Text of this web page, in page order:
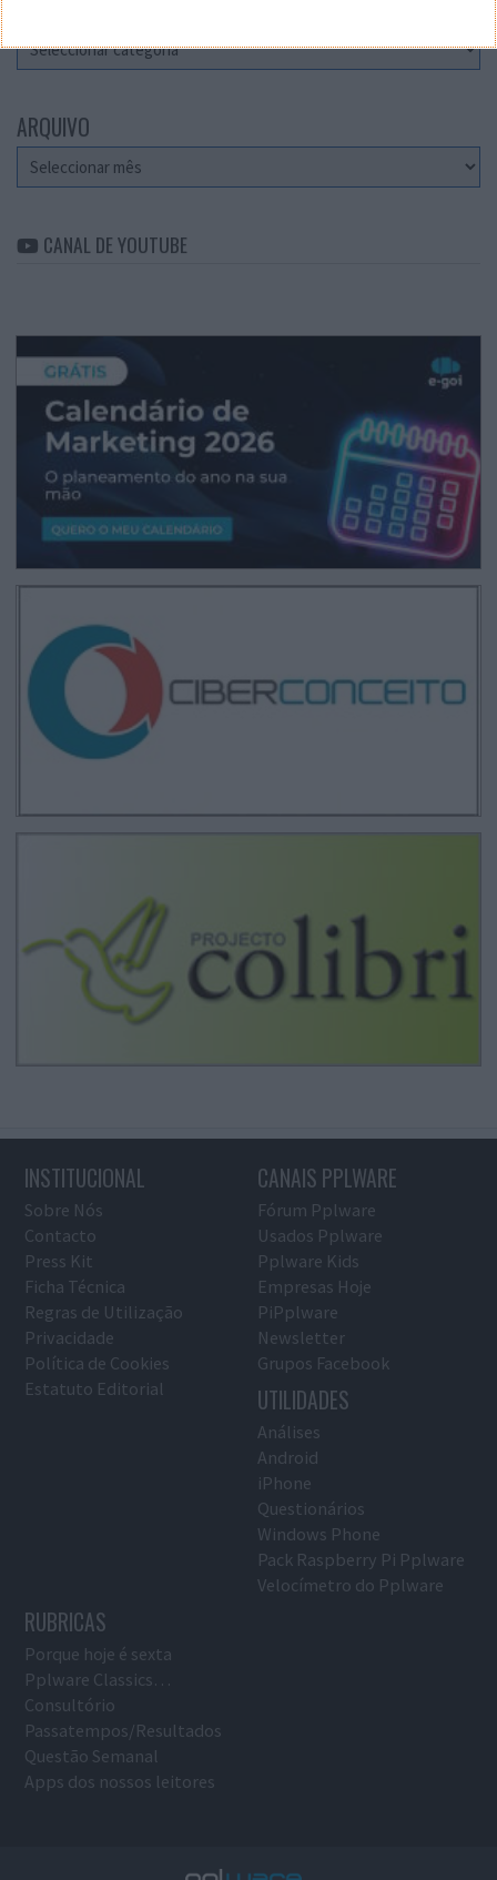
ARQUIVO
Arquivo
CANAL DE YOUTUBE
INSTITUCIONAL
Sobre Nós
Contacto
Press Kit
Ficha Técnica
Regras de Utilização
Privacidade
Política de Cookies
Estatuto Editorial
CANAIS PPLWARE
Fórum Pplware
Usados Pplware
Pplware Kids
Empresas Hoje
PiPplware
Newsletter
Grupos Facebook
UTILIDADES
Análises
Android
iPhone
Questionários
Windows Phone
Pack Raspberry Pi Pplware
Velocímetro do Pplware
RUBRICAS
Porque hoje é sexta
Pplware Classics…
Consultório
Passatempos/Resultados
Questão Semanal
Apps dos nossos leitores